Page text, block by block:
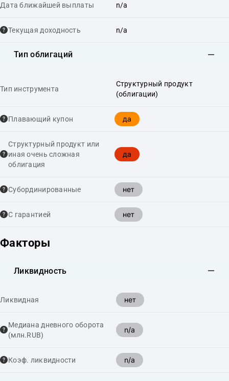
Дата ближайшей выплаты n/a
Текущая доходность n/a
Тип облигаций
Тип инструмента
Структурный продукт
(облигации)
Плавающий купон да
Структурный продукт или
иная очень сложная
облигация
да
Cубординированные нет
С гарантией нет
Факторы
Ликвидность
Ликвидная нет
Медиана дневного оборота
(млн.RUB)
n/a
Коэф. ликвидности n/a